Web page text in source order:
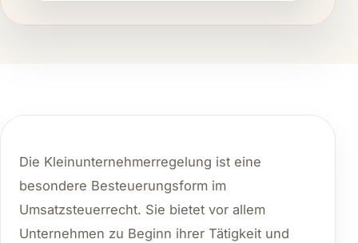
Die Kleinunternehmerregelung ist eine
besondere Besteuerungsform im
Umsatzsteuerrecht. Sie bietet vor allem
Unternehmen zu Beginn ihrer Tätigkeit und